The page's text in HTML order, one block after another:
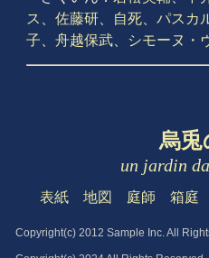
ス
佐藤研、 自死、 パスカ
子
舟越保武、 シモーヌ・
烏兎
un jardin
表紙 地図 庭師 箱庭
Copyright(c) 2012 Sample Inc. All